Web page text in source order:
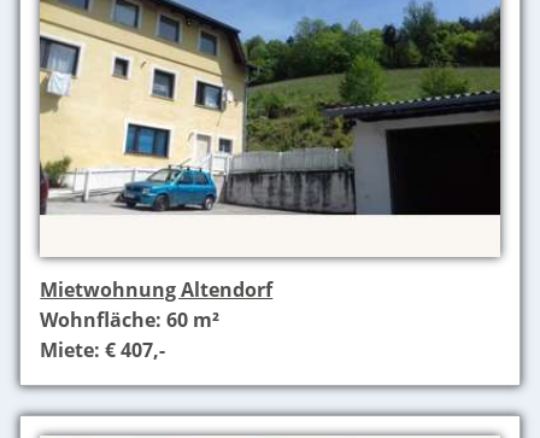
Mietwohnung Altendorf
Wohnfläche: 60 m²
Miete: € 407,-